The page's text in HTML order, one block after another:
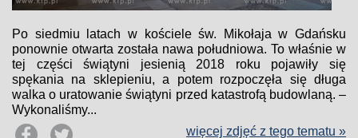
Po siedmiu latach w kościele św. Mikołaja w Gdańsku
ponownie otwarta została nawa południowa. To właśnie w
tej części świątyni jesienią 2018 roku pojawiły się
spękania na sklepieniu, a potem rozpoczęła się długa
walka o uratowanie świątyni przed katastrofą budowlaną. –
Wykonaliśmy...
więcej zdjęć z tego tematu »